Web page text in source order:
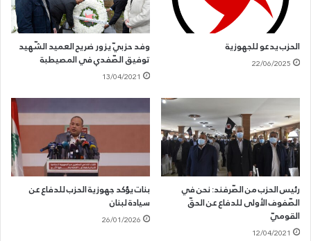
الحزب يدعو للجهوزية
22/06/2025
وفد حزبيّ يزور ضريح العميد الشّهيد
توفيق الصّفدي في المصيطبة
13/04/2021
رئيس الحزب من الصّرفند: نحن في
الصّفوف الأولى للدفاع عن الحقّ
القوميّ
12/04/2021
بنات يؤكد جهوزية الحزب للدفاع عن
سيادة لبنان
26/01/2026